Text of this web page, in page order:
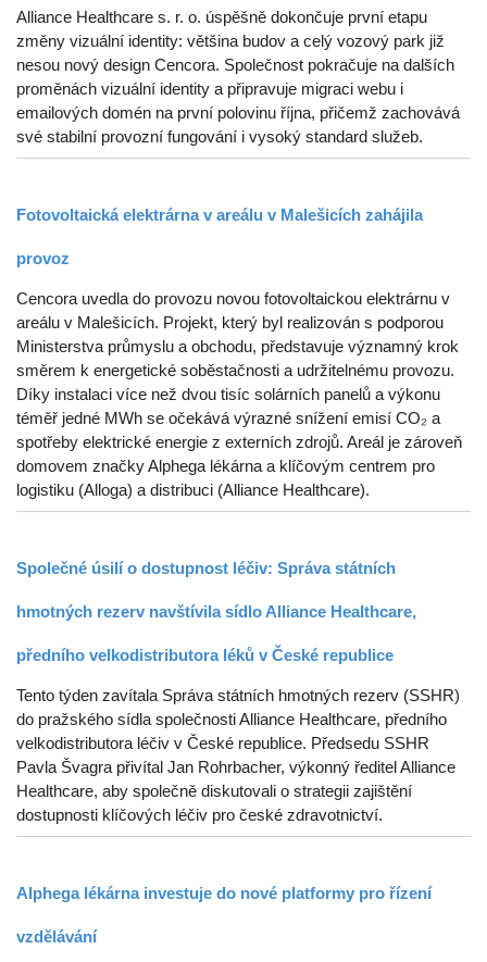
Alliance Healthcare s. r. o. úspěšně dokončuje první etapu
změny vizuální identity: většina budov a celý vozový park již
nesou nový design Cencora. Společnost pokračuje na dalších
proměnách vizuální identity a připravuje migraci webu i
emailových domén na první polovinu října, přičemž zachovává
své stabilní provozní fungování i vysoký standard služeb.
Fotovoltaická elektrárna v areálu v Malešicích zahájila
provoz
Cencora uvedla do provozu novou fotovoltaickou elektrárnu v
areálu v Malešicích. Projekt, který byl realizován s podporou
Ministerstva průmyslu a obchodu, představuje významný krok
směrem k energetické soběstačnosti a udržitelnému provozu.
Díky instalaci více než dvou tisíc solárních panelů a výkonu
téměř jedné MWh se očekává výrazné snížení emisí CO₂ a
spotřeby elektrické energie z externích zdrojů. Areál je zároveň
domovem značky Alphega lékárna a klíčovým centrem pro
logistiku (Alloga) a distribuci (Alliance Healthcare).
Společné úsilí o dostupnost léčiv: Správa státních
hmotných rezerv navštívila sídlo Alliance Healthcare,
předního velkodistributora léků v České republice
Tento týden zavítala Správa státních hmotných rezerv (SSHR)
do pražského sídla společnosti Alliance Healthcare, předního
velkodistributora léčiv v České republice. Předsedu SSHR
Pavla Švagra přivítal Jan Rohrbacher, výkonný ředitel Alliance
Healthcare, aby společně diskutovali o strategii zajištění
dostupnosti klíčových léčiv pro české zdravotnictví.
Alphega lékárna investuje do nové platformy pro řízení
vzdělávání